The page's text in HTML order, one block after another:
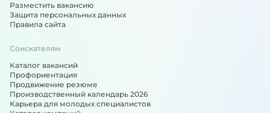
Разместить вакансию
Защита персональных данных
Правила сайта
Соискателям
Каталог вакансий
Профориентация
Продвижение резюме
Производственный календарь 2026
Карьера для молодых специалистов